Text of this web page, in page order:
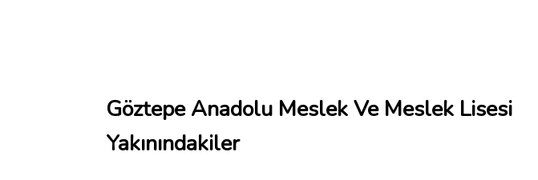
Göztepe Anadolu Meslek Ve Meslek Lisesi
Yakınındakiler